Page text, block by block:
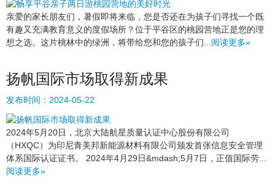
亲爱的家长朋友们，暑假即将来临，您是否还在为孩子们寻找一个既
有趣又充满教育意义的度假场所？位于平谷区的桃园营地正是您的理
想之选。这片桃林中的绿洲，将带给您和您的孩子们... 阅读更多»
扬帆国际市场取得新成果
发布时间： 2024-05-22
2024年5月20日，北京大陆航星质量认证中心股份有限公司
（HXQC）为印尼青美邦新能源材料有限公司颁发首张信息安全管理
体系国际认证证书。 2024年4月29日&mdash;5月7日，正值国际劳...
阅读更多»